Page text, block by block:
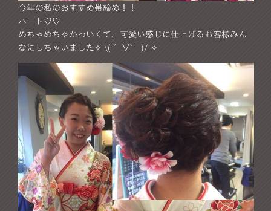
今年の私のおすすめ帯締め！！
ハート♡♡
めちゃめちゃかわいくて、可愛い感じに仕上げるお客様みん
なにしちゃいました✧ \( °∀° )/ ✧